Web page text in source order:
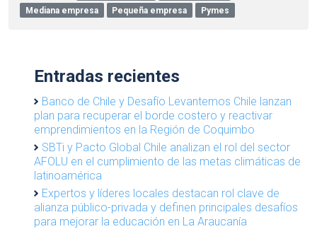
Mediana empresa
Pequeña empresa Pymes
Entradas recientes
Banco de Chile y Desafío Levantemos Chile lanzan
plan para recuperar el borde costero y reactivar
emprendimientos en la Región de Coquimbo
SBTi y Pacto Global Chile analizan el rol del sector
AFOLU en el cumplimiento de las metas climáticas de
latinoamérica
Expertos y líderes locales destacan rol clave de
alianza público-privada y definen principales desafíos
para mejorar la educación en La Araucanía